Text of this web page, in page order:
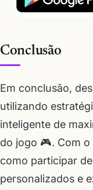
Conclusão
Em conclusão,
utilizando
inteligente de
do jogo 🎮. Com
como participar
personalizados e